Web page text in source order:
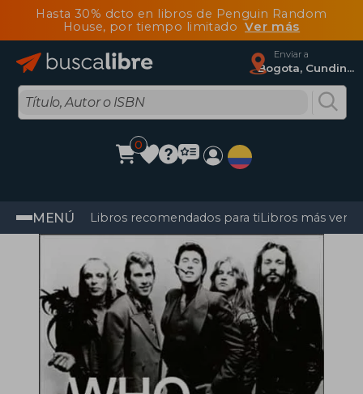
Hasta 30% dcto en libros de Penguin Random
House, por tiempo limitadoVer más
Enviar a
Bogota, Cundinamarca
0
MENÚ Libros recomendados para tiLibros más